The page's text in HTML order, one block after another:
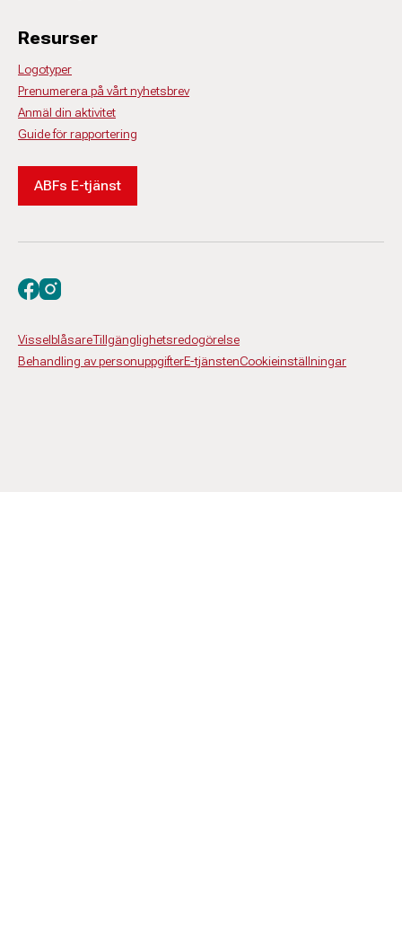
Resurser
Logotyper
Prenumerera på vårt nyhetsbrev
Anmäl din aktivitet
Guide för rapportering
ABFs E-tjänst
VisselblåsareTillgänglighetsredogörelse
Behandling av personuppgifterE-tjänstenCookieinställningar
Besök oss på facebook
Besök oss på instagram